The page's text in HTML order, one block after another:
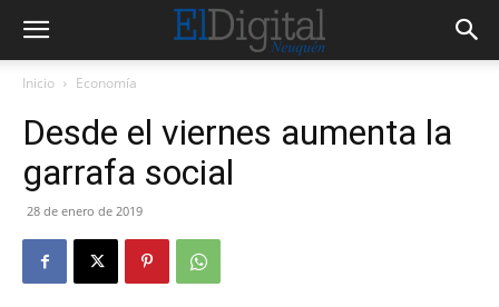
Inicio Economía
Desde el viernes aumenta la
garrafa social
28 de enero de 2019